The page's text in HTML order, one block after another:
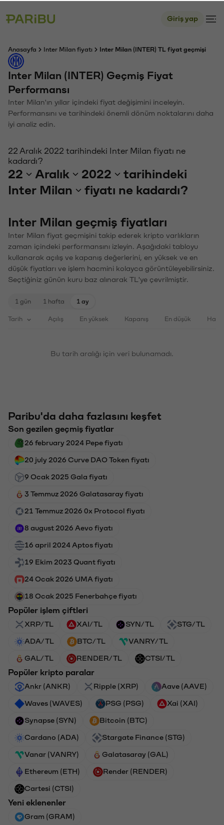
Giriş yap
Anasayfa Inter Milan fiyatı Inter Milan (INTER) TL fiyat geçmişi
Inter Milan (INTER) Geçmiş Fiyat
Performansı
Inter Milan'ın yıllar içindeki fiyat değişimini inceleyin.
Performansını ve tarihindeki önemli dönüm noktalarını daha
iyi analiz edin.
22 Aralık 2022 tarihindeki Inter Milan fiyatı ne
kadardı?
22 Aralık 2022
tarihindeki
Inter Milan
fiyatı ne kadardı?
Inter Milan geçmiş fiyatları
Inter Milan fiyat geçmişini takip ederek kripto varlıkların
zaman içindeki performansını izleyin. Aşağıdaki tabloyu
kullanarak açılış ve kapanış değerlerini, en yüksek ve en
düşük fiyatları ve işlem hacmini kolayca görüntüleyebilirsiniz.
Seçtiğiniz günün kuru baz alınarak TL'ye çevrilmiştir.
1 gün 1 hafta 1 ay
Tarih Açılış En yüksek Kapanış En düşük
Bu tarih aralığı için veri bulunamadı.
Paribu'da daha fazlasını keşfet
Son gezilen geçmiş fiyatlar
26 february 2024 Pepe fiyatı
20 july 2026 Curve DAO Token fiyatı
9 Ocak 2025 Gala fiyatı
3 Temmuz 2026 Galatasaray fiyatı
21 Temmuz 2026 0x Protocol fiyatı
8 august 2026 Aevo fiyatı
16 april 2024 Aptos fiyatı
19 Ekim 2023 Quant fiyatı
24 Ocak 2026 UMA fiyatı
18 Ocak 2025 Fenerbahçe fiyatı
Popüler işlem çiftleri
XRP/TL XAI/TL SYN/TL STG/TL
ADA/TL BTC/TL VANRY/TL
GAL/TL RENDER/TL CTSI/TL
Popüler kripto paralar
Ankr (ANKR) Ripple (XRP) Aave (AAVE)
Waves (WAVES) PSG (PSG) Xai (XAI)
Synapse (SYN) Bitcoin (BTC)
Cardano (ADA) Stargate Finance (STG)
Vanar (VANRY) Galatasaray (GAL)
Ethereum (ETH) Render (RENDER)
Cartesi (CTSI)
Yeni eklenenler
Gram (GRAM)